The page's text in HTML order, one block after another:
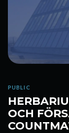
PUBLIC
OCH